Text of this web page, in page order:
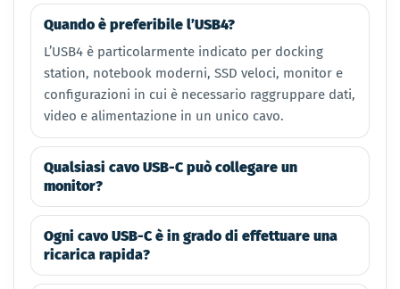
Quando è preferibile l’USB4?
L’USB4 è particolarmente indicato per docking
station, notebook moderni, SSD veloci, monitor e
configurazioni in cui è necessario raggruppare dati,
video e alimentazione in un unico cavo.
Qualsiasi cavo USB-C può collegare un
monitor?
Ogni cavo USB-C è in grado di effettuare una
ricarica rapida?